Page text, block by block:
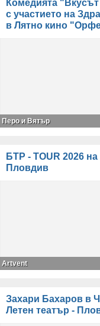
Комедията
с участието на
в Лятно кино
Перо и Вятър
БТР - TOUR 2026
Пловдив
Artvent
Захари Бахаров в
Летен театър -